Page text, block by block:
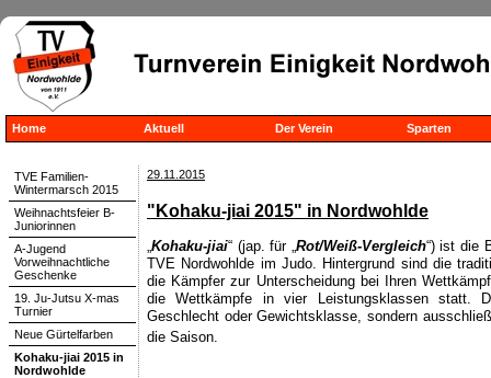
Home Aktuell Der Verein Sparten
29.11.2015
"Kohaku-jiai 2015" in Nordwohlde
„Kohaku-jiai“ (jap. für „Rot/Weiß-Vergleich“) ist die
TVE Nordwohlde im Judo. Hintergrund sind die
die Kämpfer zur Unterscheidung bei Ihren
die Wettkämpfe in vier Leistungsklassen statt.
Geschlecht oder Gewichtsklasse, sondern
die Saison.
TVE Familien-
Wintermarsch 2015
Weihnachtsfeier B-
Juniorinnen
A-Jugend
Vorweihnachtliche
Geschenke
19. Ju-Jutsu X-mas
Turnier
Neue Gürtelfarben
Kohaku-jiai 2015 in
Nordwohlde